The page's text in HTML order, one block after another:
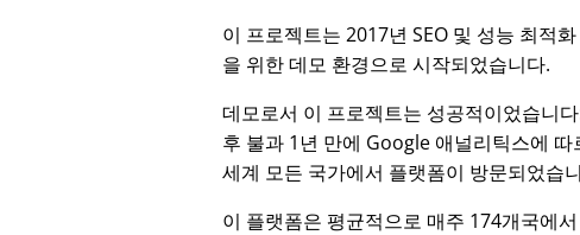
이 프로젝트는 2017년 SEO 및 성능 최적
을 위한 데모 환경으로 시작되었습니다.
데모로서 이 프로젝트는 성공적이었습니
후 불과 1년 만에 Google 애널리틱스에 따
세계 모든 국가에서 플랫폼이 방문되었습
이 플랫폼은 평균적으로 매주 174개국에